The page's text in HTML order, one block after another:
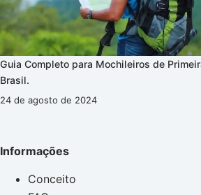
Guia Completo para Mochileiros de
Brasil.
24 de agosto de 2024
Informações
Conceito